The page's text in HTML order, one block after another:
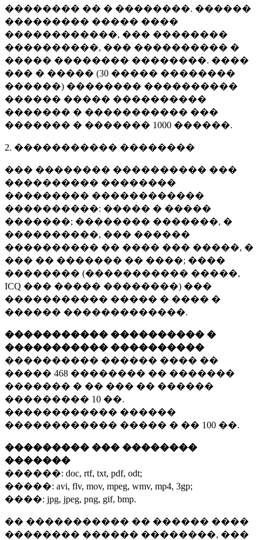
�������� �� � ��������. ������
��������� ����� ����
������������, ��� ��������
����������, ��� ���������� �
����� �������� ��������. ����
��� � ����� (30 ����� ��������
������) �������� ����������
������ ����� ����������
������� � ����������� ���
������� � ������� 1000 ������.
2. ����������� ��������
��� �������� ���������� ���
���������� ��������
��������� ������������
����������: ����� � �����
�������; �������� �������, �
����������, ��� ������
���������� �� ���� ��� �����, �
��� �� ������� �� ����; ����
�������� (����������� �����,
ICQ ��� ����� ��������) ���
����������� ����� � ���� �
������ �������������.
����������� ���������� �
����������� ����������
���������� ������ ���� ��
����� 468 �������� �� �������
������� � �� ��� �� ������
��������� 10 ��.
������������ ������
������������ ����� � �� 100 ��.
��������� ��� ��������
�������
������: doc, rtf, txt, pdf, odt;
�����: avi, flv, mov, mpeg, wmv, mp4, 3gp;
����: jpg, jpeg, png, gif, bmp.
�� ����������� �� ������ ����
�������� ������ ��������, ���